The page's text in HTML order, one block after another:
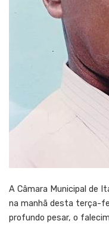
A Câmara Municipal de
na manhã desta terça-
profundo pesar, o